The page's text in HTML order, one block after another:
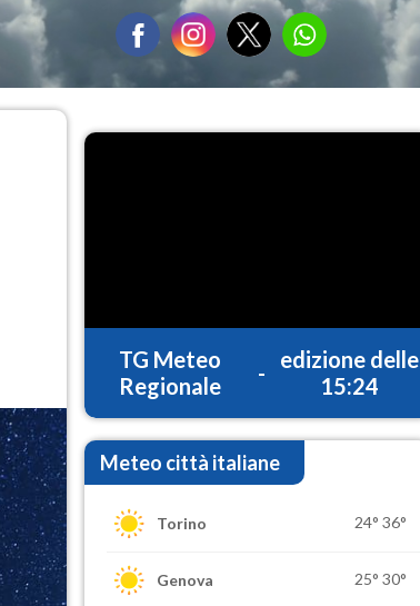
TG Meteo
Regionale
-
edizione delle
15:24
Meteo città italiane
Torino 24° 36°
Genova 25° 30°